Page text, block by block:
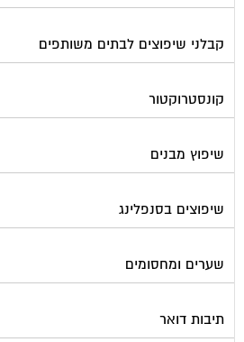
קבלני שיפוצים לבתים משותפים
קונסטרוקטור
שיפוץ מבנים
שיפוצים בסנפלינג
שערים ומחסומים
תיבות דואר